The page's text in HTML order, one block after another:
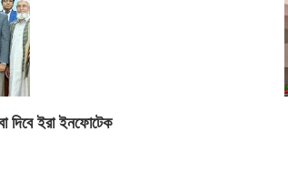
দিবে ইরা ইনফোটেক